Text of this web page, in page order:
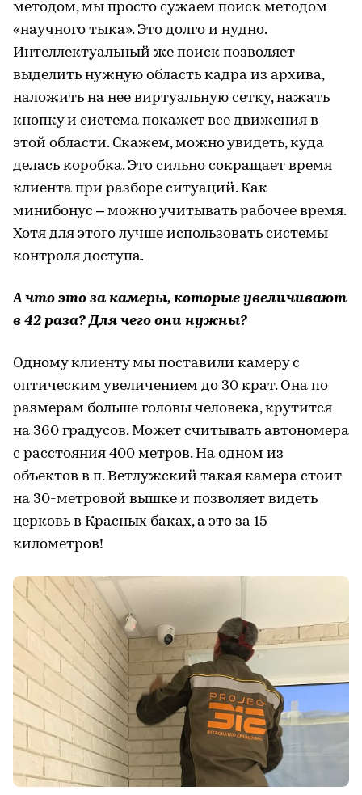
методом, мы просто сужаем поиск методом
«научного тыка». Это долго и нудно.
Интеллектуальный же поиск позволяет
выделить нужную область кадра из архива,
наложить на нее виртуальную сетку, нажать
кнопку и система покажет все движения в
этой области. Скажем, можно увидеть, куда
делась коробка. Это сильно сокращает время
клиента при разборе ситуаций. Как
минибонус – можно учитывать рабочее время.
Хотя для этого лучше использовать системы
контроля доступа.
А что это за камеры, которые увеличивают
в 42 раза? Для чего они нужны?
Одному клиенту мы поставили камеру с
оптическим увеличением до 30 крат. Она по
размерам больше головы человека, крутится
на 360 градусов. Может считывать автономера
с расстояния 400 метров. На одном из
объектов в п. Ветлужский такая камера стоит
на 30-метровой вышке и позволяет видеть
церковь в Красных баках, а это за 15
километров!